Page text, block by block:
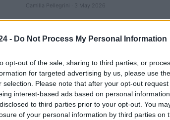
- Do Not Process My Personal Information
opt-out of the sale, sharing to third parties, or
for targeted advertising by us, please use
selection. Please note that after your opt-out
interest-based ads based on personal
to third parties prior to your opt-out. You
of your personal information by third parties on
Camilla Pellegrini · 3 May 2026